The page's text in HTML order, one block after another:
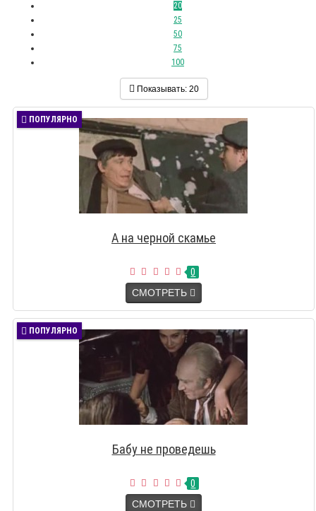
20
25
50
75
100
Показывать: 20
ПОПУЛЯРНО
А на черной скамье
0
СМОТРЕТЬ
ПОПУЛЯРНО
Бабу не проведешь
0
СМОТРЕТЬ